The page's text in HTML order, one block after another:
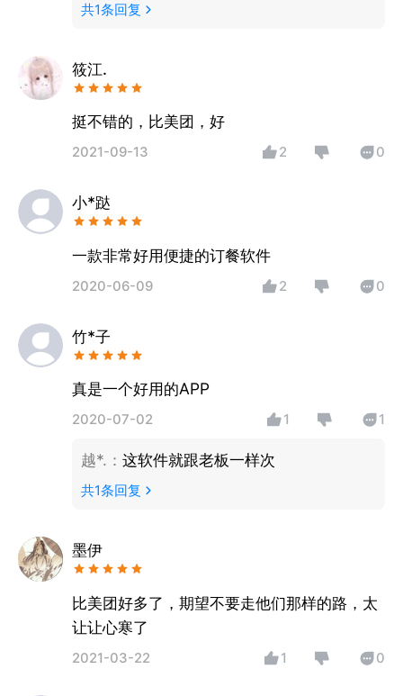
共1条回复
筱江.
挺不错的，比美团，好
2021-09-13 2 0
小*跶
一款非常好用便捷的订餐软件
2020-06-09 2 0
竹*子
真是一个好用的APP
2020-07-02 1 1
越*. ： 这软件就跟老板一样次
共1条回复
墨伊
比美团好多了，期望不要走他们那样的路，太
让让心寒了
2021-03-22 1 0